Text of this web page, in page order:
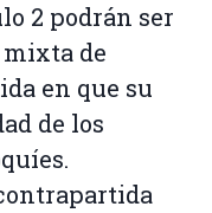
2 podrán ser
de
en que su
de los